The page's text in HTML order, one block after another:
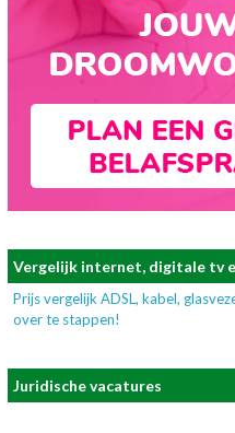
Vergelijk internet, digitale tv
Prijs vergelijk ADSL, kabel,
over te stappen!
Juridische vacatures